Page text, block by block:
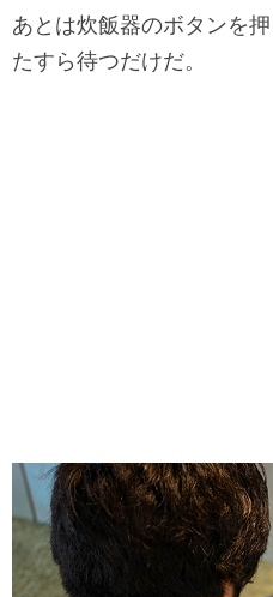
あとは炊飯器のボタンを
たすら待つだけだ。